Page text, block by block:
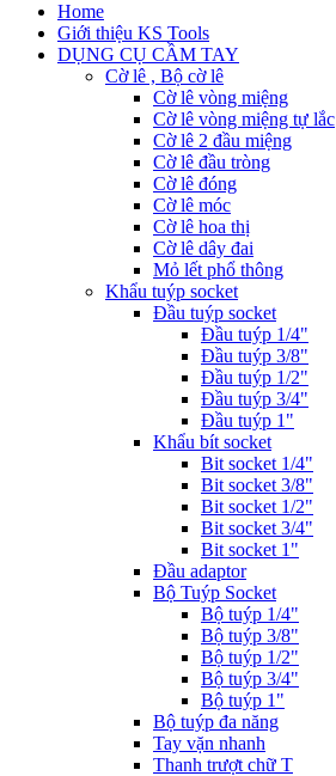
Home
Giới thiệu KS Tools
DỤNG CỤ CẦM TAY
Cờ lê , Bộ cờ lê
Cờ lê vòng miệng
Cờ lê vòng miệng tự lắc
Cờ lê 2 đầu miệng
Cờ lê đầu tròng
Cờ lê đóng
Cờ lê móc
Cờ lê hoa thị
Cờ lê dây đai
Mỏ lết phổ thông
Khẩu tuýp socket
Đầu tuýp socket
Đầu tuýp 1/4"
Đầu tuýp 3/8"
Đầu tuýp 1/2"
Đầu tuýp 3/4"
Đầu tuýp 1"
Khẩu bít socket
Bit socket 1/4"
Bit socket 3/8"
Bit socket 1/2"
Bit socket 3/4"
Bit socket 1"
Đầu adaptor
Bộ Tuýp Socket
Bộ tuýp 1/4"
Bộ tuýp 3/8"
Bộ tuýp 1/2"
Bộ tuýp 3/4"
Bộ tuýp 1"
Bộ tuýp đa năng
Tay vặn nhanh
Thanh trượt chữ T